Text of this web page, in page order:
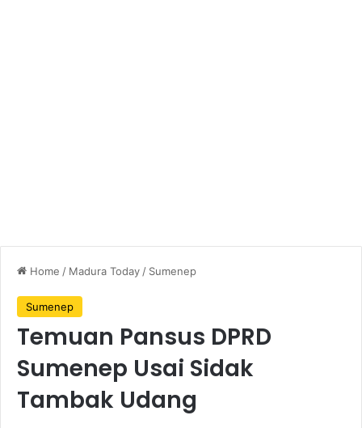
Home / Madura Today / Sumenep
Sumenep
Temuan Pansus DPRD
Sumenep Usai Sidak
Tambak Udang